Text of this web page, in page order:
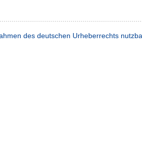
des deutschen Urheberrechts